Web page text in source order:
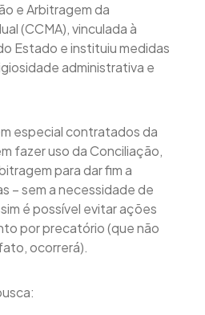
e Arbitragem da
(CCMA), vinculada à
Estado e instituiu medidas
administrativa e
especial contratados da
fazer uso da Conciliação,
para dar fim a
– sem a necessidade de
é possível evitar ações
por precatório (que não
ocorrerá).